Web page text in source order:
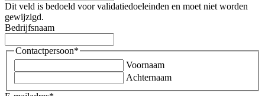
Dit veld is bedoeld voor validatiedoeleinden en moet niet worden
gewijzigd.
Bedrijfsnaam
Contactpersoon*
Voornaam
Achternaam